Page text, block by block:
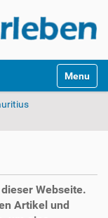
Toggle
Webseite.
Artikel und